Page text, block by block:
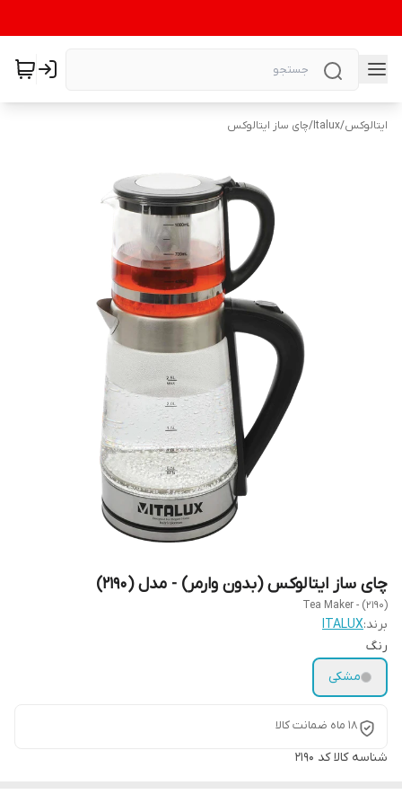
ایتالوکس/
Italux
/چای ساز ایتالوکس
چای ساز ایتالوکس (بدون وارمر) - مدل (2190)
Tea Maker - (2190)
برند:ITALUX
رنگ
مشکی
18 ماه ضمانت کالا
شناسه کالاکد 2190